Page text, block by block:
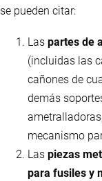
se pueden citar:
Las partes de
(incluidas las
cañones de
demás
mecanismo
Las piezas
para fusiles y